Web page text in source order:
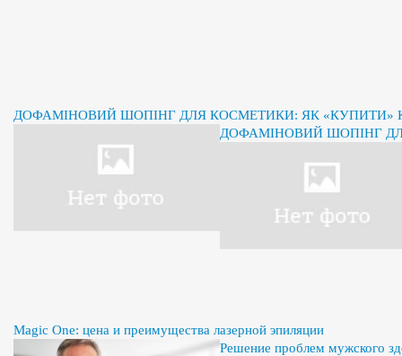
ДОФАМІНОВИЙ ШОПІНГ ДЛЯ КОСМЕТИКИ: ЯК «КУПИТИ»
ДОФАМІНОВИЙ ШОПІНГ
Magic One: цена и преимущества лазерной эпиляции
Решение проблем мужского